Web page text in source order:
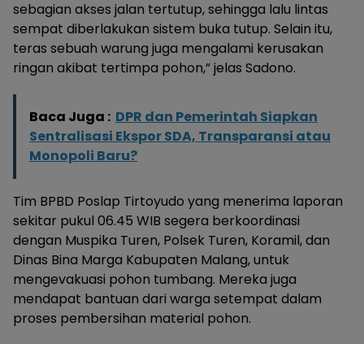
sebagian akses jalan tertutup, sehingga lalu lintas
sempat diberlakukan sistem buka tutup. Selain itu,
teras sebuah warung juga mengalami kerusakan
ringan akibat tertimpa pohon,” jelas Sadono.
Baca Juga : DPR dan Pemerintah Siapkan
Sentralisasi Ekspor SDA, Transparansi atau
Monopoli Baru?
Tim BPBD Poslap Tirtoyudo yang menerima laporan
sekitar pukul 06.45 WIB segera berkoordinasi
dengan Muspika Turen, Polsek Turen, Koramil, dan
Dinas Bina Marga Kabupaten Malang, untuk
mengevakuasi pohon tumbang. Mereka juga
mendapat bantuan dari warga setempat dalam
proses pembersihan material pohon.